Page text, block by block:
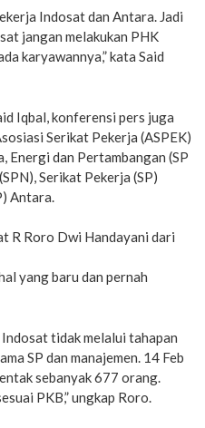
Indosat dan Antara. Jadi
jangan melakukan PHK
karyawannya,” kata Said
Iqbal, konferensi pers juga
Serikat Pekerja (ASPEK)
Energi dan Pertambangan (SP
Serikat Pekerja (SP)
Antara.
R Roro Dwi Handayani dari
yang baru dan pernah
tidak melalui tahapan
SP dan manajemen. 14 Feb
sebanyak 677 orang.
PKB,” ungkap Roro.